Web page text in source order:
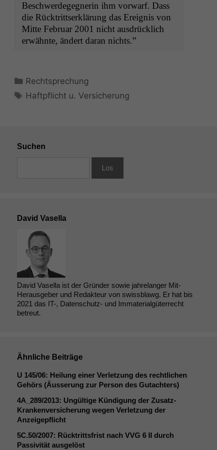
Beschw­erdegeg­ner­in ihm vor­warf. Dass
die Rück­trittserk­lärung das Ereig­nis von
Mitte Feb­ru­ar 2001 nicht aus­drück­lich
erwäh­nte, ändert daran nichts.”
Kategorien
Rechtsprechung
Schlagwörter
Haftpflicht u. Versicherung
Suchen
David Vasella
David Vasella ist der Gründer sowie jahrelanger Mit-
Herausgeber und Redakteur von swissblawg. Er hat bis
2021 das IT-, Datenschutz- und Immaterialgüterrecht
betreut.
Ähnliche Beiträge
U 145/06: Heilung einer Verletzung des rechtlichen
Gehörs (Äusserung zur Person des Gutachters)
4A_289/2013: Ungültige Kündigung der Zusatz-
Krankenversicherung wegen Verletzung der
Anzeigepflicht
5C.50/2007: Rücktrittsfrist nach VVG 6 II durch
Passivität ausgelöst